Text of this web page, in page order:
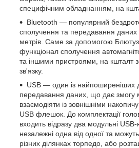
специфічним обладнанням, на
Bluetooth — популярний
сполучення та передавання даних
метрів. Саме за допомогою
функціонал сполучення
та іншими пристроями, на кшталт
зв'язку.
USB — один із найпоширеніших
передавання даних, що дає змогу
взаємодіяти із зовнішніми
USB флешок. До комплектації
входить відразу два модульні USB-
незалежні одна від одної та
різних ділянках торпедо, або